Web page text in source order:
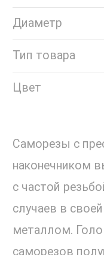
Диаметр
Тип товара
Цвет
Саморезы с
наконечником
с частой
случаев в
металлом.
саморезов